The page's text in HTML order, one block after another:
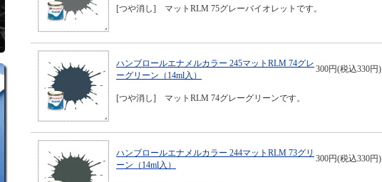
[つや消し] マットRLM 75グレーバイオレットです。
ハンブロールエナメルカラー 245マットRLM 74グレ
ーグリーン（14ml入）
300円(税込330円)
[つや消し] マットRLM 74グレーグリーンです。
ハンブロールエナメルカラー 244マットRLM 73グリ
ーン（14ml入）
300円(税込330円)